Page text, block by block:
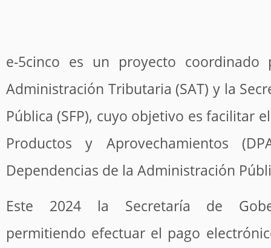
e-5cinco es un proyecto
Administración Tributaria (SAT) y la
Pública (SFP), cuyo objetivo es facilitar
Productos y Aprovechamientos
Dependencias de la Administración
Este 2024 la Secretaría de
permitiendo efectuar el pago